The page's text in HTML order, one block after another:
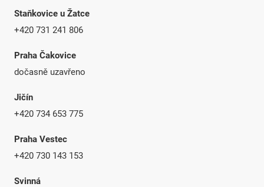
Staňkovice u Žatce
+420 731 241 806
Praha Čakovice
dočasně uzavřeno
Jičín
+420 734 653 775
Praha Vestec
+420 730 143 153
Svinná